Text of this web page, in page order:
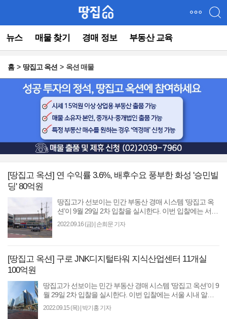
뉴스 매물 찾기 경매 정보 부동산 교육
건
(컨
텐
홈 땅집고 옥션 옥션 매물
[땅집고 옥션] 연 수익률 3.6%, 배후수요 풍부한 화성 '승민빌
딩' 80억원
땅집고가 선보이는 민간 부동산 경매 시스템 ‘땅집고 옥
션’이 9월 29일 2차 입찰을 실시한다. 이번 입찰에는 서울
시내 알짜 빌딩 등 최저입찰가 기준 총 1133억원 규모..
2022.09.16 (금)| 손희문 기자
[땅집고 옥션] 구로 JNK디지털타워 지식산업센터 11개실
100억원
땅집고가 선보이는 민간 부동산 경매 시스템 ‘땅집고 옥션’이 9
월 29일 2차 입찰을 실시한다. 이번 입찰에는 서울 시내 알짜
빌딩 등 최저입찰가 기준 총 1133억원 규모..
2022.09.15 (목)| 박기홍 기자